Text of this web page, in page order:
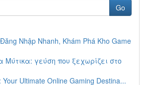
Go
Nhập Nhanh, Khám Phá Kho Game
Μύτικα: γεύση που ξεχωρίζει στο
Your Ultimate Online Gaming Destina...